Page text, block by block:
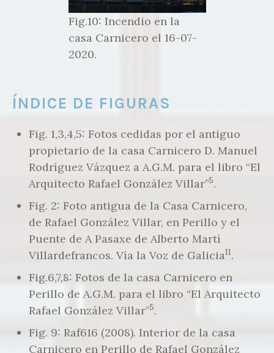
Fig.10: Incendio en la
casa Carnicero el 16-07-
2020.
ÍNDICE DE FIGURAS
Fig. 1,3,4,5: Fotos cedidas por el antiguo
propietario de la casa Carnicero D. Manuel
Rodríguez Vázquez a A.G.M. para el libro “El
Arquitecto Rafael González Villar”5.
Fig. 2: Foto antigua de la Casa Carnicero,
de Rafael González Villar, en Perillo y el
Puente de A Pasaxe de Alberto Martí
Villardefrancos. Vía la Voz de Galicia11.
Fig.6,7,8: Fotos de la casa Carnicero en
Perillo de A.G.M. para el libro “El Arquitecto
Rafael González Villar”5.
Fig. 9: Raf616 (2008). Interior de la casa
Carnicero en Perillo de Rafael González